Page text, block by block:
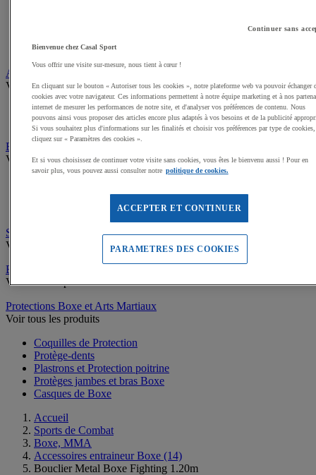
Poires et Ballons de frappe
Arts Martiaux
Voir tous les produits
Kimonos Arts Martiaux
Ceintures, Zoories Arts Martiaux
Boxe, MMA
Voir tous les produits
Mitaines et sous gants de Boxe
Accessoires entraineur Boxe
Self défense, Krav Maga
Voir tous les produits
Escrime
Voir tous les produits
Protections Boxe et Arts Martiaux
Voir tous les produits
Coquilles de Protection
Protège-dents
Plastrons et Protection poitrine
Protèges jambes et bras Boxe
Casques de Boxe
Accueil
Sports de Combat
Boxe, MMA
Accessoires entraineur Boxe (14)
Bouclier Metal Boxe Fighting 1.20m
Continuer sans
Bienvenue chez Casal Sport
Vous offrir une visite sur-mesure, nous tient à cœur !
En cliquant sur le bouton « Autoriser tous les cookies », notre plateforme web va pouvoir échanger
cookies avec votre navigateur. Ces informations permettent à notre équipe marketing et à nos
internet de mesurer les performances de notre site, et d'analyser vos préférences de contenu. Nous
pouvons ainsi vous proposer des articles encore plus adaptés à vos besoins et de la publicité
Si vous souhaitez plus d'informations sur les finalités et choisir vos préférences par type de cookies,
cliquez sur « Paramètres des cookies ».
Et si vous choisissez de continuer votre visite sans cookies, vous êtes le bienvenu aussi ! Pour en
savoir plus, vous pouvez aussi consulter notre politique de cookies.
ACCEPTER ET CONTINUER
PARAMETRES DES COOKIES